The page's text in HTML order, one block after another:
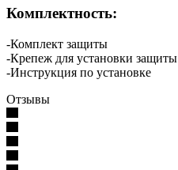
Комплектность:
-Комплект защиты
-Крепеж для установки защиты
-Инструкция по установке
Отзывы